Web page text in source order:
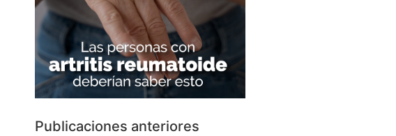
Publicaciones anteriores